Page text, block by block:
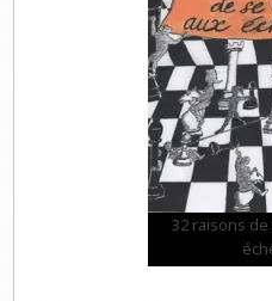
32 raisons